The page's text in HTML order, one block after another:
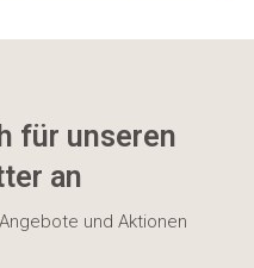
für unseren
an
und Aktionen